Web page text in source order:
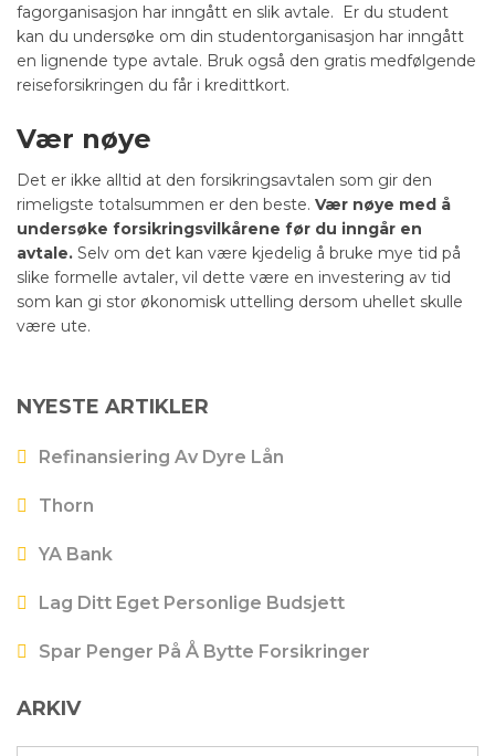
fagorganisasjon har inngått en slik avtale. Er du student
kan du undersøke om din studentorganisasjon har inngått
en lignende type avtale. Bruk også den gratis medfølgende
reiseforsikringen du får i kredittkort.
Vær nøye
Det er ikke alltid at den forsikringsavtalen som gir den
rimeligste totalsummen er den beste. Vær nøye med å
undersøke forsikringsvilkårene før du inngår en
avtale. Selv om det kan være kjedelig å bruke mye tid på
slike formelle avtaler, vil dette være en investering av tid
som kan gi stor økonomisk uttelling dersom uhellet skulle
være ute.
NYESTE ARTIKLER
Refinansiering Av Dyre Lån
Thorn
YA Bank
Lag Ditt Eget Personlige Budsjett
Spar Penger På Å Bytte Forsikringer
ARKIV
Arkiv